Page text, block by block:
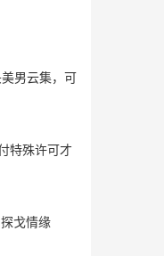
男云集，可
特殊许可才
戈情缘